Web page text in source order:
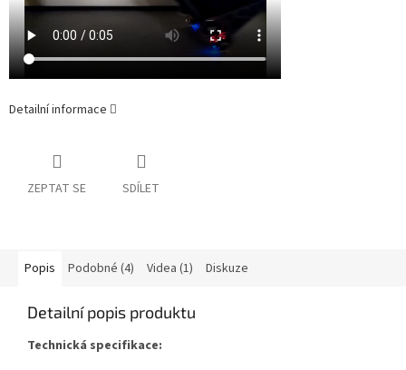
Detailní informace
ZEPTAT SE SDÍLET
Popis Podobné (4) Videa (1) Diskuze
Detailní popis produktu
Technická specifikace: